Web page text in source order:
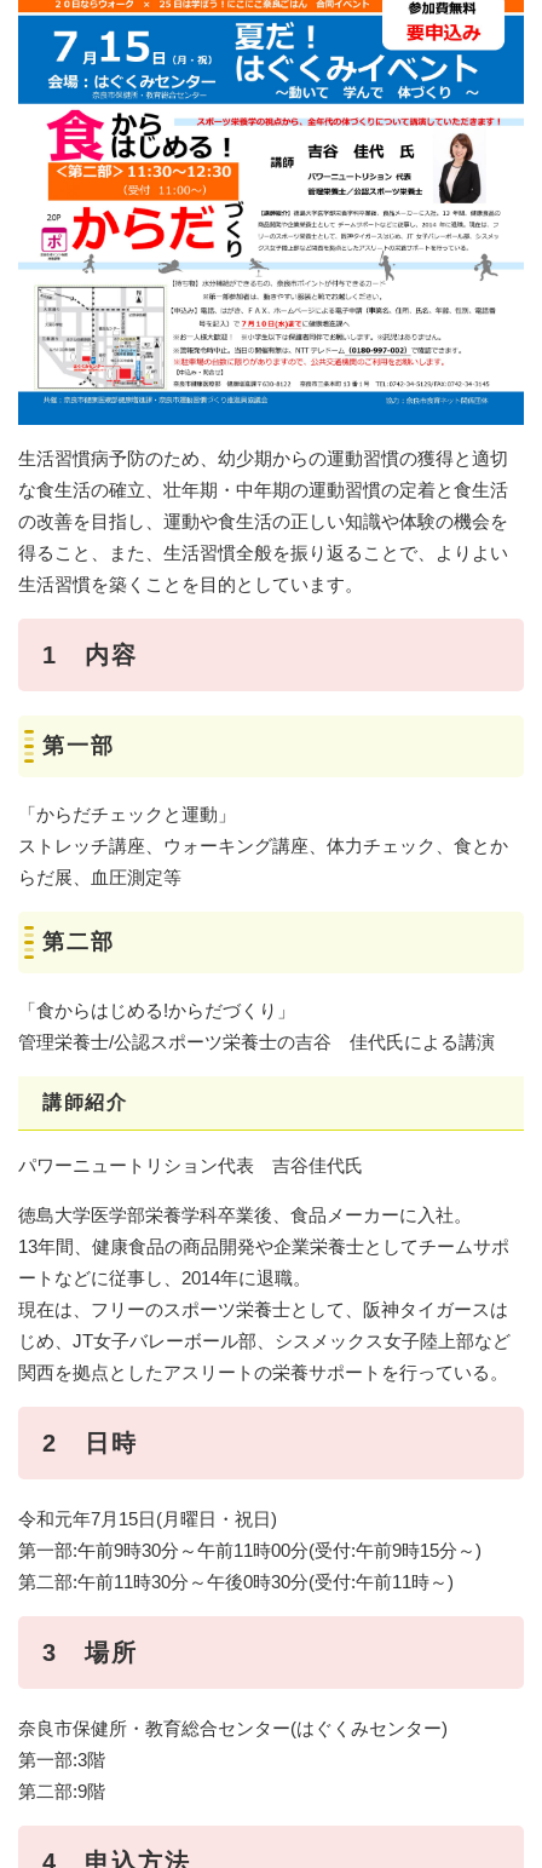
生活習慣病予防のため、幼少期からの運動習慣の獲得と適切
な食生活の確立、壮年期・中年期の運動習慣の定着と食生活
の改善を目指し、運動や食生活の正しい知識や体験の機会を
得ること、また、生活習慣全般を振り返ることで、よりよい
生活習慣を築くことを目的としています。
1 内容
第一部
「からだチェックと運動」
ストレッチ講座、ウォーキング講座、体力チェック、食とか
らだ展、血圧測定等
第二部
「食からはじめる!からだづくり」
管理栄養士/公認スポーツ栄養士の吉谷 佳代氏による講演
講師紹介
パワーニュートリション代表 吉谷佳代氏
徳島大学医学部栄養学科卒業後、食品メーカーに入社。
13年間、健康食品の商品開発や企業栄養士としてチームサポ
ートなどに従事し、2014年に退職。
現在は、フリーのスポーツ栄養士として、阪神タイガースは
じめ、JT女子バレーボール部、シスメックス女子陸上部など
関西を拠点としたアスリートの栄養サポートを行っている。
2 日時
令和元年7月15日(月曜日・祝日)
第一部:午前9時30分～午前11時00分(受付:午前9時15分～)
第二部:午前11時30分～午後0時30分(受付:午前11時～)
3 場所
奈良市保健所・教育総合センター(はぐくみセンター)
第一部:3階
第二部:9階
4 申込方法